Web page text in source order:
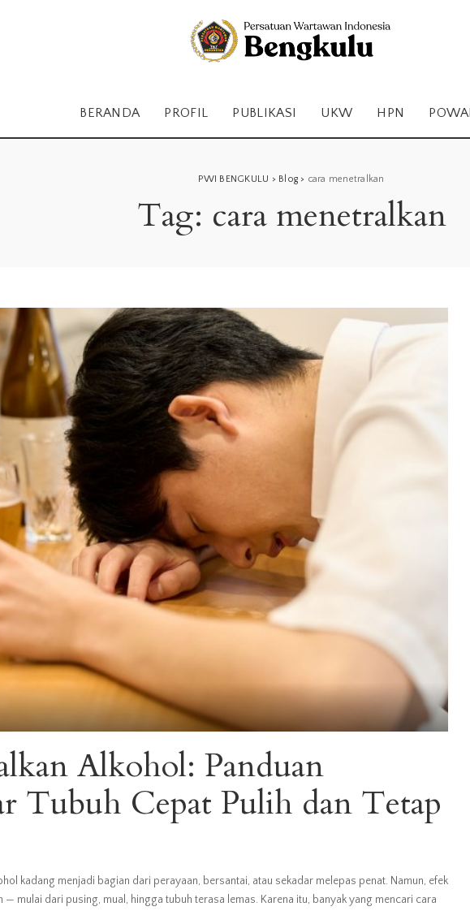
BERANDA PROFIL PUBLIKASI UKW HPN
PWI BENGKULU > Blog > cara menetralkan
Tag: cara menetralkan
Alkohol: Panduan
Tubuh Cepat Pulih dan Tetap
kadang menjadi bagian dari perayaan, bersantai, atau sekadar melepas penat. Namun, efek
— mulai dari pusing, mual, hingga tubuh terasa lemas. Karena itu, banyak yang mencari cara